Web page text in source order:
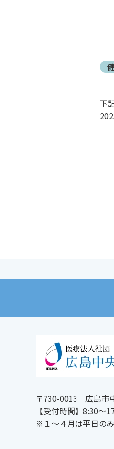
下
〒730-0013 広島市
【受付時間】8:30～
※１～４月は平日の